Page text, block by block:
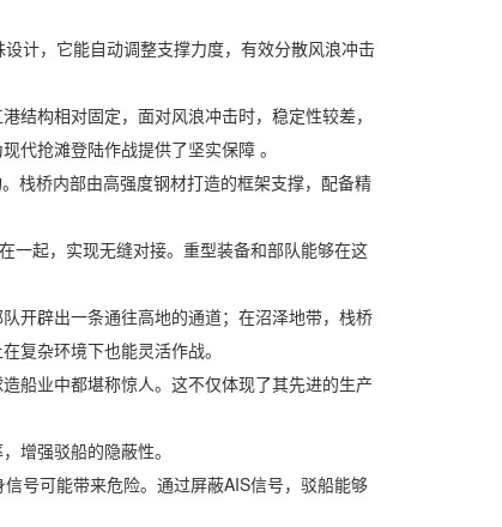
计，它能自动调整支撑力度，有效分散风浪冲击
构相对固定，面对风浪冲击时，稳定性较差，
代抢滩登陆作战提供了坚实保障 。
栈桥内部由高强度钢材打造的框架支撑，配备精
起，实现无缝对接。重型装备和部队能够在这
开辟出一条通往高地的通道；在沼泽地带，栈桥
复杂环境下也能灵活作战。
船业中都堪称惊人。这不仅体现了其先进的生产
增强驳船的隐蔽性。
号可能带来危险。通过屏蔽AIS信号，驳船能够